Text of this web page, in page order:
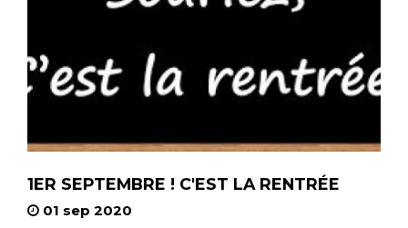
1ER SEPTEMBRE ! C'EST LA RENTRÉE
01 sep 2020